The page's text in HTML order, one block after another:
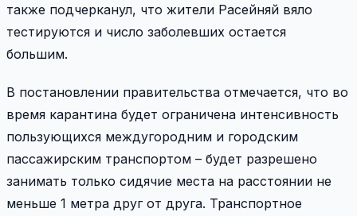
также подчерканул, что жители Расейняй вяло
тестируются и число заболевших остается
большим.
В постановлении правительства отмечается, что во
время карантина будет ограничена интенсивность
пользующихся междугородним и городским
пассажирским транспортом – будет разрешено
занимать только сидячие места на расстоянии не
меньше 1 метра друг от друга. Транспортное